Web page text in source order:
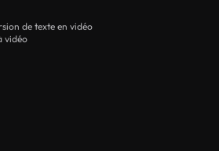
de texte en vidéo
vidéo